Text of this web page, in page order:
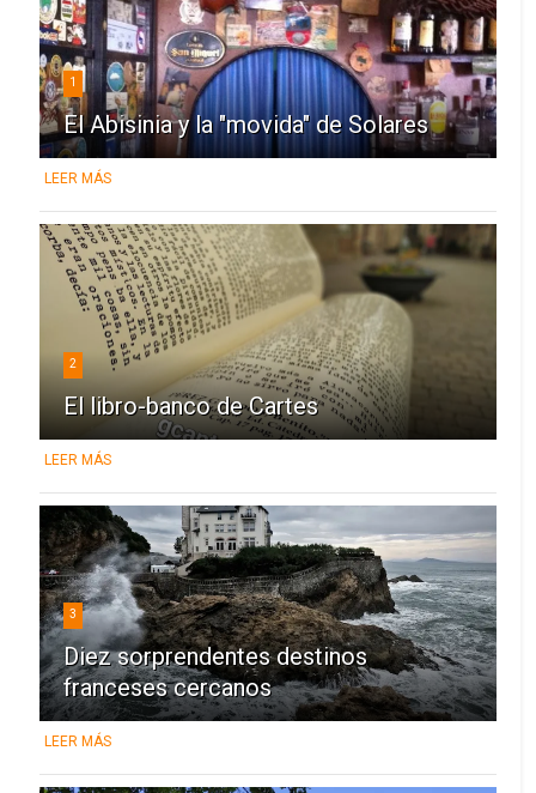
1
El Abisinia y la "movida" de Solares
LEER MÁS
2
El libro-banco de Cartes
LEER MÁS
3
Diez sorprendentes destinos
franceses cercanos
LEER MÁS